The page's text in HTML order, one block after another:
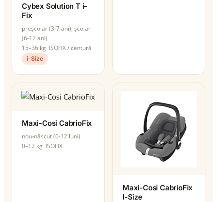
Cybex Solution T i-
Fix
preșcolar (3-7 ani), școlar
(6-12 ani)
15–36 kg ISOFIX / centură
i-Size
Maxi-Cosi CabrioFix
nou-născut (0-12 luni)
0–12 kg ISOFIX
Maxi-Cosi CabrioFix
I-Size